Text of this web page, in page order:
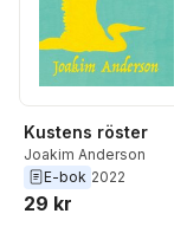
Kustens röster
Joakim Anderson
E-bok 2022
29 kr